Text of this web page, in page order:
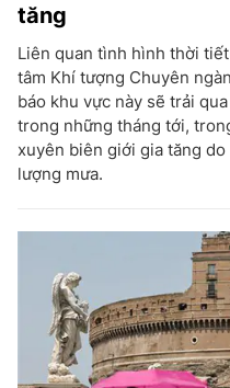
tăng
Liên quan tình hình thời
tâm Khí tượng Chuyên
báo khu vực này sẽ trải
trong những tháng tới,
xuyên biên giới gia tăng
lượng mưa.